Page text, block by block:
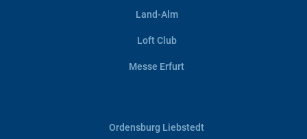
Land-Alm
Loft Club
Messe Erfurt
Ordensburg Liebstedt